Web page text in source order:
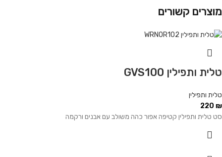
מוצרים קשורים
טלית ותפילין GVS100
טלית ותפילין
220 ₪
סט טלית ותפילין קטיפה אפור כהה משולב עם אבנים ורקמה